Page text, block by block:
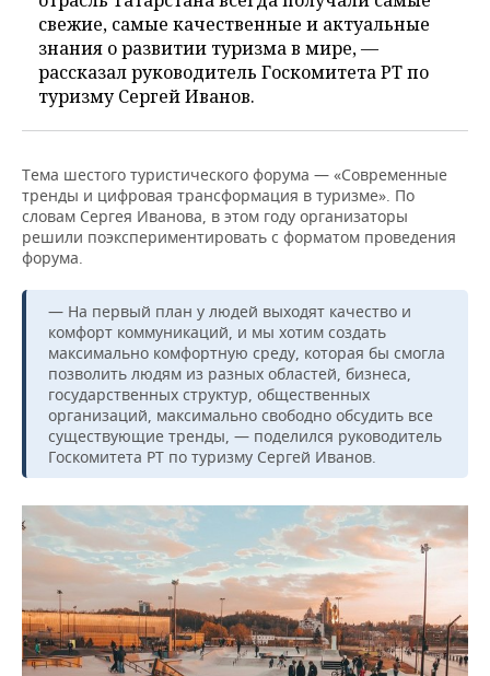
свежие, самые качественные и актуальные
знания о развитии туризма в мире, —
рассказал руководитель Госкомитета РТ по
туризму Сергей Иванов.
Тема шестого туристического форума — «Современные
тренды и цифровая трансформация в туризме». По
словам Сергея Иванова, в этом году организаторы
решили поэкспериментировать с форматом проведения
форума.
— На первый план у людей выходят качество и
комфорт коммуникаций, и мы хотим создать
максимально комфортную среду, которая бы смогла
позволить людям из разных областей, бизнеса,
государственных структур, общественных
организаций, максимально свободно обсудить все
существующие тренды, — поделился руководитель
Госкомитета РТ по туризму Сергей Иванов.